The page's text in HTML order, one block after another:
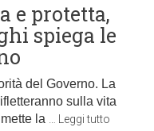
e protetta,
spiega le
del Governo. La
sulla vita
la
Leggi tutto